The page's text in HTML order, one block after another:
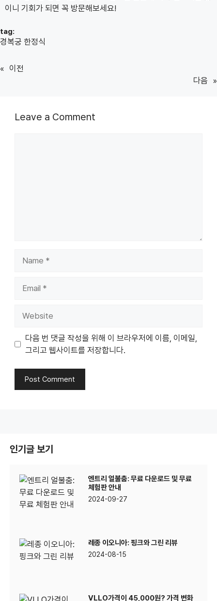
이니 기회가 되면 꼭 방문해보세요!
tag:
경복궁 한정식
« 이전
다음 »
Leave a Comment
다음 번 댓글 작성을 위해 이 브라우저에 이름, 이메일,
그리고 웹사이트를 저장합니다.
인기글 보기
엔트리 얼불춤: 무료 다운로드 및 무료
체험판 안내
2024-09-27
레종 이오니아: 핑크와 그린 리뷰
2024-08-15
VLLO가격이 45,000원? 가격 변화